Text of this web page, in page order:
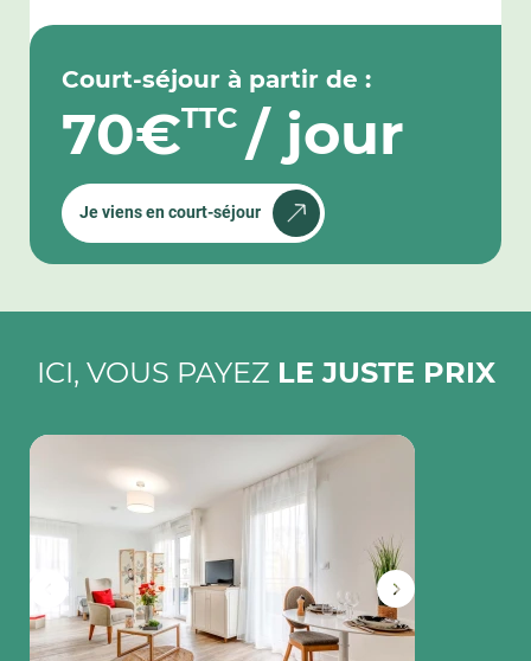
Court-séjour à partir de :
70€TTC / jour
Je viens en court-séjour
ICI, VOUS PAYEZ LE JUSTE PRIX